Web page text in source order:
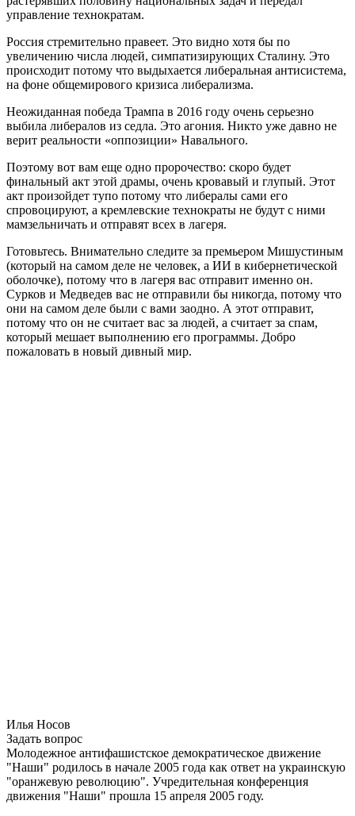
управление технократам.
Россия стремительно правеет. Это видно хотя бы по
увеличению числа людей, симпатизирующих Сталину. Это
происходит потому что выдыхается либеральная антисистема,
на фоне общемирового кризиса либерализма.
Неожиданная победа Трампа в 2016 году очень серьезно
выбила либералов из седла. Это агония. Никто уже давно не
верит реальности «оппозиции» Навального.
Поэтому вот вам еще одно пророчество: скоро будет
финальный акт этой драмы, очень кровавый и глупый. Этот
акт произойдет тупо потому что либералы сами его
спровоцируют, а кремлевские технократы не будут с ними
мамзельничать и отправят всех в лагеря.
Готовьтесь. Внимательно следите за премьером Мишустиным
(который на самом деле не человек, а ИИ в кибернетической
оболочке), потому что в лагеря вас отправит именно он.
Сурков и Медведев вас не отправили бы никогда, потому что
они на самом деле были с вами заодно. А этот отправит,
потому что он не считает вас за людей, а считает за спам,
который мешает выполнению его программы. Добро
пожаловать в новый дивный мир.
Илья Носов
Задать вопрос
Молодежное антифашистское демократическое движение
"Наши" родилось в начале 2005 года как ответ на украинскую
"оранжевую революцию". Учредительная конференция
движения "Наши" прошла 15 апреля 2005 году.